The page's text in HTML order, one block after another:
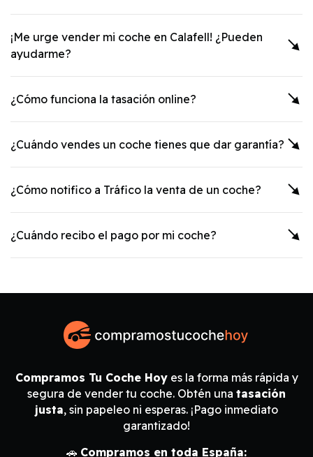
¡Me urge vender mi coche en Calafell! ¿Pueden
ayudarme?
¿Cómo funciona la tasación online?
¿Cuándo vendes un coche tienes que dar garantía?
¿Cómo notifico a Tráfico la venta de un coche?
¿Cuándo recibo el pago por mi coche?
Compramos Tu Coche Hoyes la forma más rápida y
segura de vender tu coche. Obtén una tasación
justa, sin papeleo ni esperas. ¡Pago inmediato
garantizado!
🚗 Compramos en toda España: